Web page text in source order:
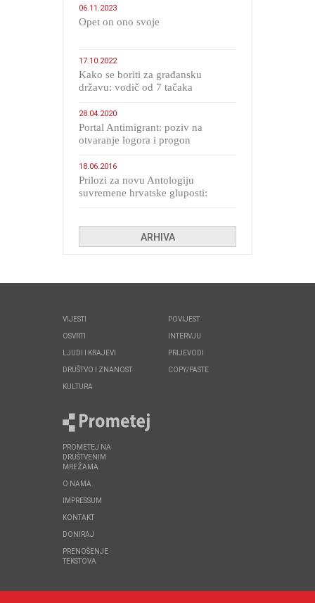
06.11.2023
​Opet on ono svoje
17.10.2022
Kako se boriti za građansku
državu: vodič od 7 tačaka
28.04.2020
Portal Antimigrant: poziv na
otvaranje logora i progon
18.06.2016
Prilozi za novu Antologiju
suvremene hrvatske gluposti:
ARHIVA
VIJESTI
OSVRTI
LJUDI I KRAJEVI
DRUŠTVO I ZNANOST
KULTURA
POVIJEST
INTERVJU
PRIJEVODI
COPY/PASTE
PROMETEJ NA
DRUŠTVENIM
MREŽAMA
O NAMA
IMPRESSUM
KONTAKT
DONIRAJ
PRENOŠENJE
TEKSTOVA